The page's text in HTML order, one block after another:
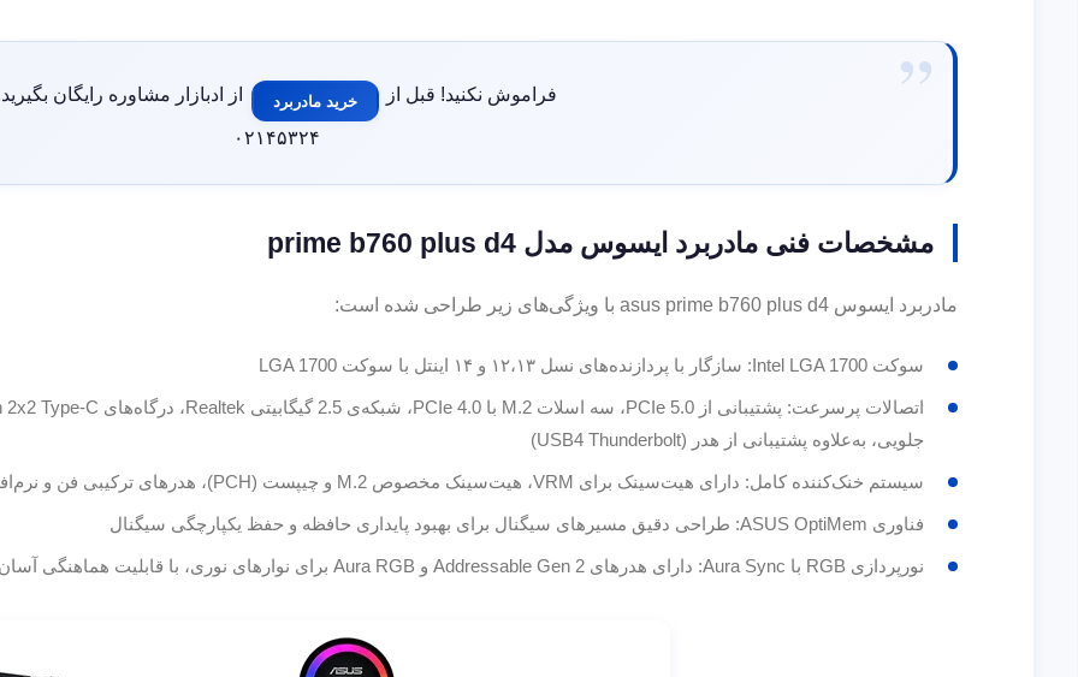
فراموش نکنید! قبل از خرید مادربرد از ادبازار مشاوره رایگان
۰۲۱۴۵۳۲۴
مشخصات فنی مادربرد ایسوس مدل prime b760 plus d4
مادربرد ایسوس asus prime b760 plus d4 با ویژگی‌های زیر طراحی شده است:
سوکت Intel LGA 1700: سازگار با پردازنده‌های نسل ۱۲،۱۳ و ۱۴ اینتل با سوکت LGA 1700
جلویی، به‌علاوه پشتیبانی از هدر (USB4 Thunderbolt)
سیستم خنک‌کننده کامل: دارای هیت‌سینک برای VRM، هیت‌سینک مخصوص M.2 و چیپست (PCH)، هدرهای ترکیبی فن و نرم‌افزار Fan Xpert 2+ برای مدیریت بهتر دما
فناوری ASUS OptiMem: طراحی دقیق مسیرهای سیگنال برای بهبود پایداری حافظه و حفظ یکپارچگی سیگنال
نورپردازی RGB با Aura Sync: دارای هدرهای Addressable Gen 2 و Aura RGB برای نوارهای نوری، با قابلیت هماهنگی آسان با سایر سخت‌افزارهای سازگار با Aura Sync